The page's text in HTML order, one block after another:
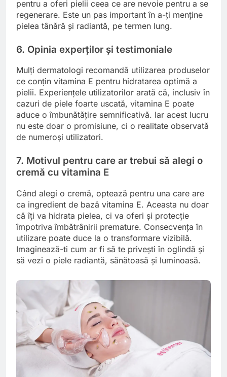
pentru a oferi pielii ceea ce are nevoie pentru a se
regenerare. Este un pas important în a-ți menține
pielea tânără și radiantă, pe termen lung.
6. Opinia experților și testimoniale
Mulți dermatologi recomandă utilizarea produselor
ce conțin vitamina E pentru hidratarea optimă a
pielii. Experiențele utilizatorilor arată că, inclusiv în
cazuri de piele foarte uscată, vitamina E poate
aduce o îmbunătățire semnificativă. Iar acest lucru
nu este doar o promisiune, ci o realitate observată
de numeroși utilizatori.
7. Motivul pentru care ar trebui să alegi o
cremă cu vitamina E
Când alegi o cremă, optează pentru una care are
ca ingredient de bază vitamina E. Aceasta nu doar
că îți va hidrata pielea, ci va oferi și protecție
împotriva îmbătrânirii premature. Consecvența în
utilizare poate duce la o transformare vizibilă.
Imaginează-ti cum ar fi să te privești în oglindă și
să vezi o piele radiantă, sănătoasă și luminoasă.